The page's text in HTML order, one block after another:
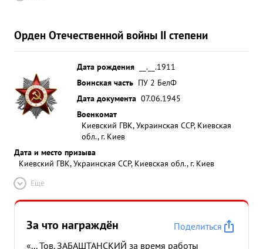
Орден Отечественной войны II степени
Дата рождения
__.__.1911
Воинская часть ПУ 2 БелФ
Дата документа 07.06.1945
Военкомат
Киевский ГВК, Украинская ССР, Киевская
обл., г. Киев
Дата и место призыва
Киевский ГВК, Украинская ССР, Киевская обл., г. Киев
Ещё
За что награждён
Поделиться
«... Тов. ЗАБАШТАНСКИЙ за время работы